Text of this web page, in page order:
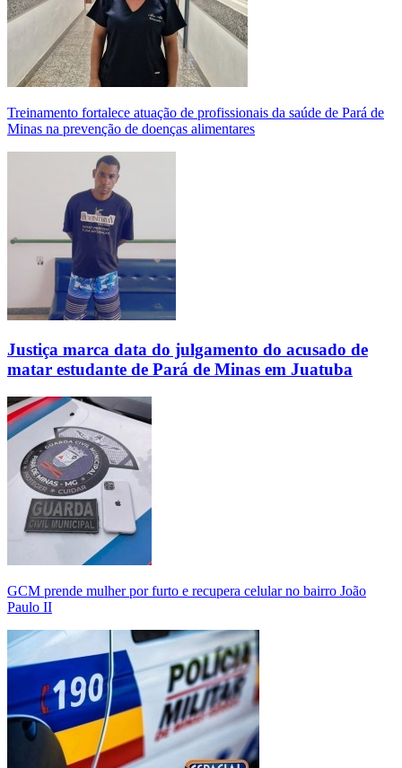
Treinamento fortalece atuação de profissionais da saúde de Pará de
Minas na prevenção de doenças alimentares
Justiça marca data do julgamento do acusado de
matar estudante de Pará de Minas em Juatuba
GCM prende mulher por furto e recupera celular no bairro João
Paulo II